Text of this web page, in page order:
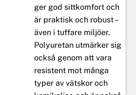
ger god sittkomfort och
är praktisk och robust –
även i tuffare miljöer.
Polyuretan utmärker sig
också genom att vara
resistent mot många
typer av vätskor och